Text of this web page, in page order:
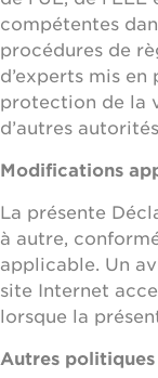
compétentes
procédures de
d’experts mis
protection de la
d’autres
Modifications
La présente
à autre,
applicable. Un
site Internet
lorsque la
Autres politiques